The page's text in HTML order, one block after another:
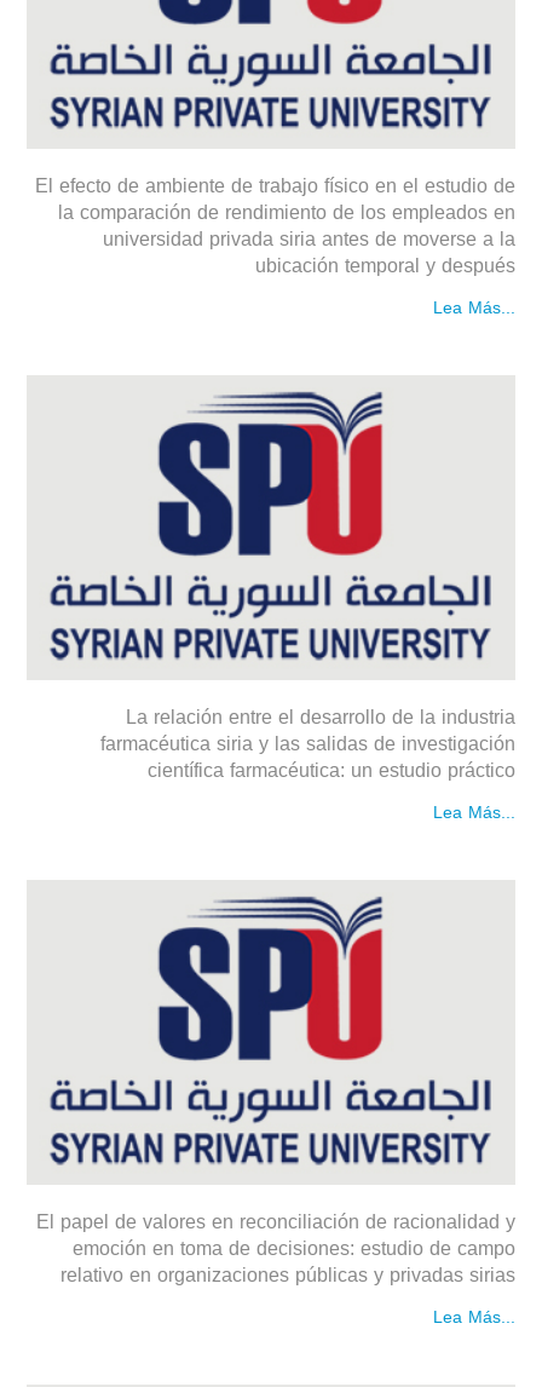
El efecto de ambiente de trabajo físico en el estudio de
la comparación de rendimiento de los empleados en
universidad privada siria antes de moverse a la
ubicación temporal y después
Lea Más...
La relación entre el desarrollo de la industria
farmacéutica siria y las salidas de investigación
científica farmacéutica: un estudio práctico
Lea Más...
El papel de valores en reconciliación de racionalidad y
emoción en toma de decisiones: estudio de campo
relativo en organizaciones públicas y privadas sirias
Lea Más...